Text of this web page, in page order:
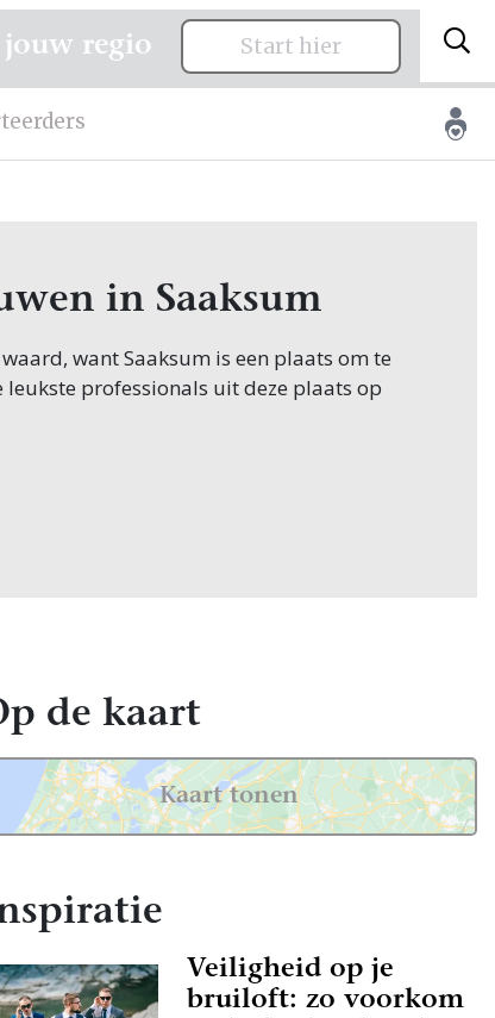
jouw regio Start hier
in Saaksum
want Saaksum is een plaats om te
leukste professionals uit deze plaats op
de kaart
Kaart tonen
Veiligheid op je
bruiloft: zo voorkom